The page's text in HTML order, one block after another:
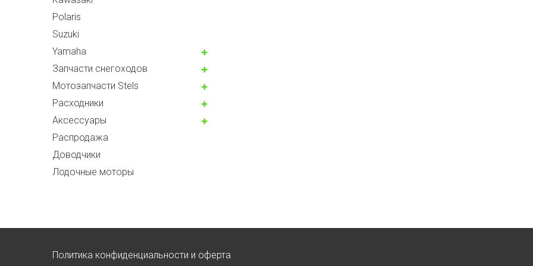
Polaris
Suzuki
Yamaha
Запчасти снегоходов
Мотозапчасти Stels
Расходники
Аксессуары
Распродажа
Доводчики
Лодочные моторы
Политика конфиденциальности и оферта